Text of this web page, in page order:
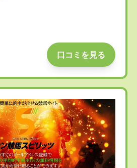
口コミを見る